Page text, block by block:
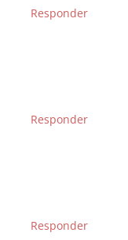
Responder
Responder
Responder